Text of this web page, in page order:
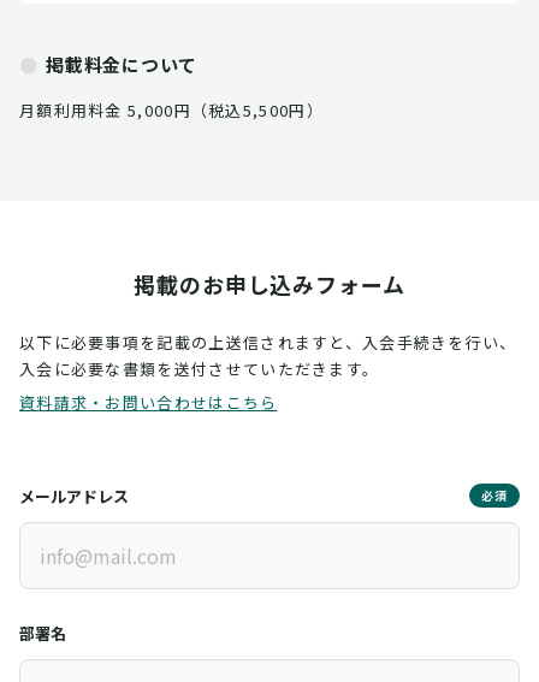
掲載料金について
月額利用料金 5,000円（税込5,500円）
掲載のお申し込みフォーム
以下に必要事項を記載の上送信されますと、入会手続きを行い、
入会に必要な書類を送付させていただきます。
資料請求・お問い合わせはこちら
メールアドレス 必須
部署名